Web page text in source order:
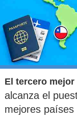
El tercero
alcanza el
mejores